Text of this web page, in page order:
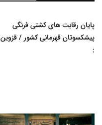
پایان رقابت های کشتی فرنگی
پیشکسوتان قهرمانی کشور / قزوین
: